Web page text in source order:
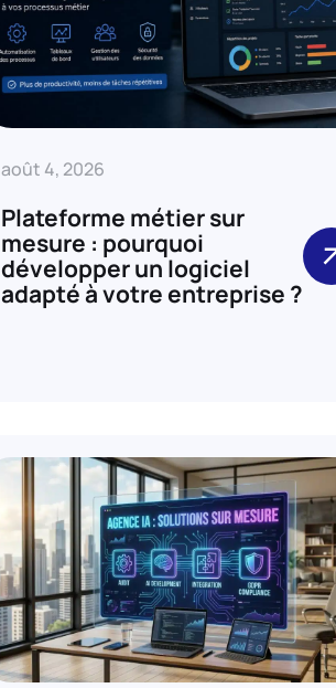
août 4, 2026
Plateforme métier sur
mesure : pourquoi
développer un logiciel
adapté à votre entreprise ?